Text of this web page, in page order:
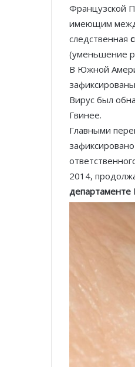
Французской
имеющим
следственная
(уменьшение
В Южной
Вирус был
Гвинее.
Главными
2014,
департаменте